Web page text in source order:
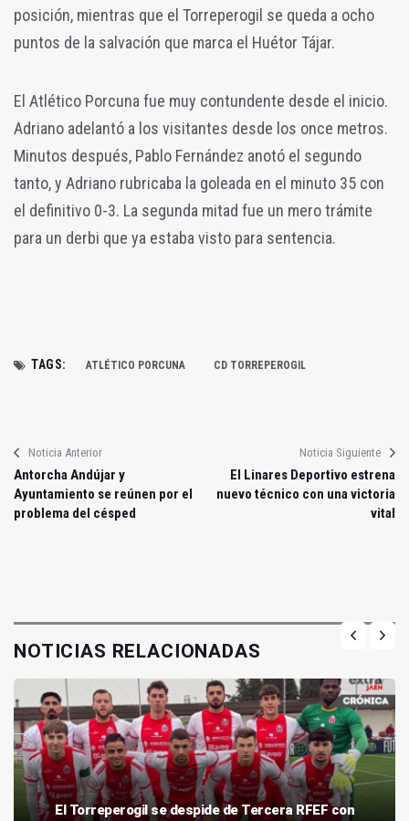
posición, mientras que el Torreperogil se queda a ocho
puntos de la salvación que marca el Huétor Tájar.
El Atlético Porcuna fue muy contundente desde el inicio.
Adriano adelantó a los visitantes desde los once metros.
Minutos después, Pablo Fernández anotó el segundo
tanto, y Adriano rubricaba la goleada en el minuto 35 con
el definitivo 0-3. La segunda mitad fue un mero trámite
para un derbi que ya estaba visto para sentencia.
TAGS: ATLÉTICO PORCUNA CD TORREPEROGIL
Noticia Anterior
Antorcha Andújar y
Ayuntamiento se reúnen por el
problema del césped
Noticia Siguiente
El Linares Deportivo estrena
nuevo técnico con una victoria
vital
NOTICIAS RELACIONADAS
El Torreperogil se despide de Tercera RFEF con